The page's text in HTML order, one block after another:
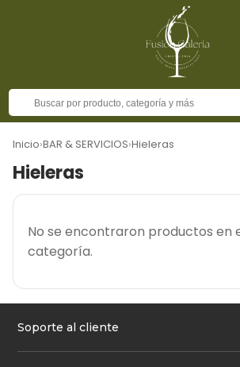
Inicio›BAR & SERVICIOS›Hieleras
Hieleras
No se encontraron productos en
categoría.
Soporte al cliente